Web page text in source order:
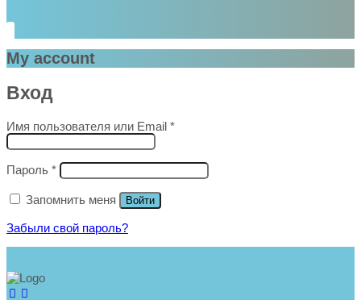
My account
Вход
Имя пользователя или Email *Обязательно
Пароль *Обязательно
Запомнить меня Войти
Забыли свой пароль?